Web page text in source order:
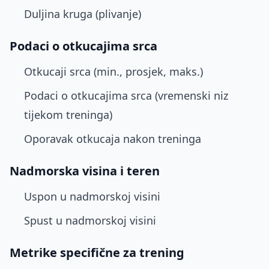
Duljina kruga (plivanje)
Podaci o otkucajima srca
Otkucaji srca (min., prosjek, maks.)
Podaci o otkucajima srca (vremenski niz
tijekom treninga)
Oporavak otkucaja nakon treninga
Nadmorska visina i teren
Uspon u nadmorskoj visini
Spust u nadmorskoj visini
Metrike specifične za trening